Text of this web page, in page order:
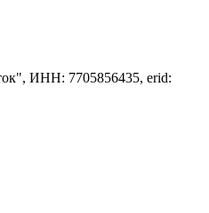
ИНН: 7705856435, erid: